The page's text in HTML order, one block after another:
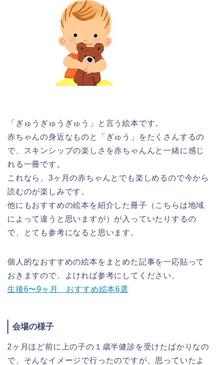
「ぎゅうぎゅうぎゅう」と言う絵本です。
赤ちゃんの身近なものと「ぎゅう」をたくさんするの
で、スキンシップの楽しさを赤ちゃんんと一緒に感じ
れる一冊です。
これなら、3ヶ月の赤ちゃんとでも楽しめるので今から
読むのが楽しみです。
他にもおすすめの絵本を紹介した冊子（こちらは地域
によって違うと思いますが）が入っていたりするの
で、とても参考になると思います。
個人的なおすすめの絵本をまとめた記事を一応貼って
おきますので、よければ参考にしてください。
生後6〜9ヶ月 おすすめ絵本6選
会場の様子
2ヶ月ほど前に上の子の１歳半健診を受けたばかりなの
で、そんなイメージで行ったのですが、思っていたよ